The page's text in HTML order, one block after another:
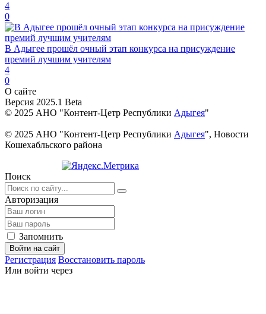
4
0
В Адыгее прошёл очный этап конкурса на присуждение
премий лучшим учителям
4
0
О сайте
Версия 2025.1 Beta
© 2025 АНО "Контент-Цетр Республики Адыгея"
© 2025 АНО "Контент-Цетр Республики Адыгея", Новости
Кошехабльского района
Поиск
Авторизация
Запомнить
Войти на сайт
Регистрация Восстановить пароль
Или войти через